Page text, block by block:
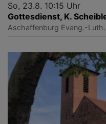
So, 23.8. 10:15 Uhr
Gottesdienst, K.
Aschaffenburg Evang.-